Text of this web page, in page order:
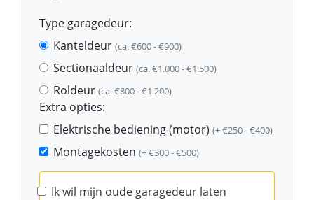
Type garagedeur:
Kanteldeur (ca. €600 - €900)
Sectionaaldeur (ca. €1.000 - €1.500)
Roldeur (ca. €800 - €1.200)
Extra opties:
Elektrische bediening (motor) (+ €250 - €400)
Montagekosten (+ €300 - €500)
Ik wil mijn oude garagedeur laten